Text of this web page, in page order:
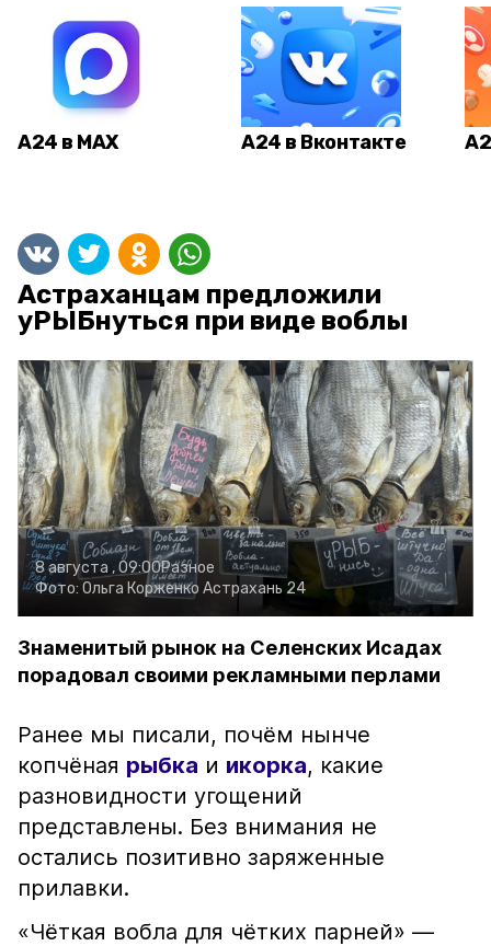
А24 в MAX А24 в Вконтакте
Астраханцам предложили
уРЫБнуться при виде воблы
8 августа , 09:00Разное
Фото: Ольга Корженко Астрахань 24
Знаменитый рынок на Селенских Исадах
порадовал своими рекламными перлами
Ранее мы писали, почём нынче
копчёная рыбка и икорка, какие
разновидности угощений
представлены. Без внимания не
остались позитивно заряженные
прилавки.
«Чёткая вобла для чётких парней» —